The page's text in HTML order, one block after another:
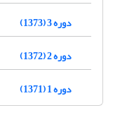
دوره 3 (1373)
دوره 2 (1372)
دوره 1 (1371)